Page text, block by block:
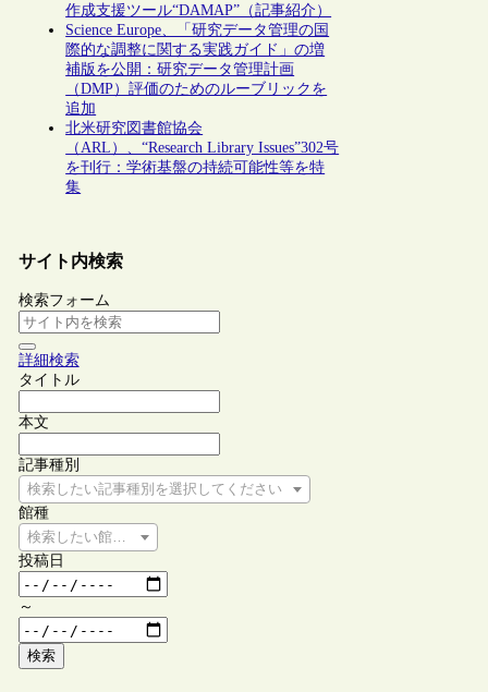
作成支援ツール“DAMAP”（記事紹介）
Science Europe、「研究データ管理の国
際的な調整に関する実践ガイド」の増
補版を公開：研究データ管理計画
（DMP）評価のためのルーブリックを
追加
北米研究図書館協会
（ARL）、“Research Library Issues”302号
を刊行：学術基盤の持続可能性等を特
集
サイト内検索
検索フォーム
詳細検索
タイトル
本文
記事種別
検索したい記事種別を選択してください
館種
検索したい館種を選択してください
投稿日
～
検索